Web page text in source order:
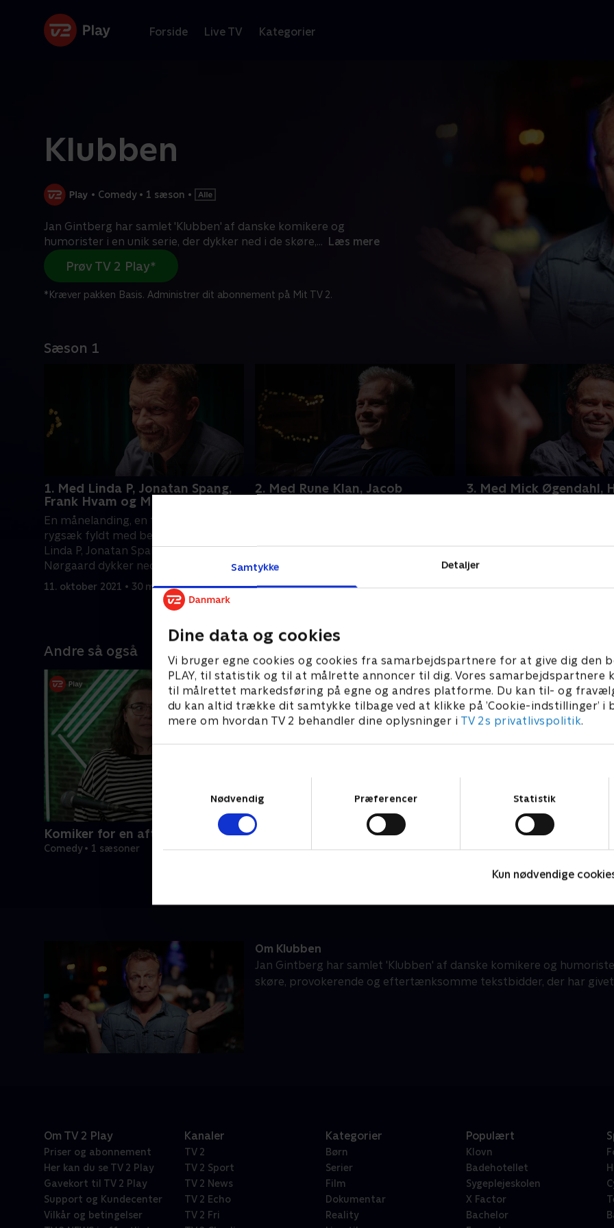
Samtykke Detaljer
Dine data og cookies
Vi bruger egne cookies og cookies fra samarbejdspartnere for at give dig den
PLAY, til statistik og til at målrette annoncer til dig. Vores samarbejdspartnere
til målrettet markedsføring på egne og andres platforme. Du kan til- og
du kan altid trække dit samtykke tilbage ved at klikke på ’Cookie-indstillinger’ i
mere om hvordan TV 2 behandler dine oplysninger i TV 2s privatlivspolitik.
Nødvendig
Præferencer Statistik
Kun nødvendige
Forside Live TV Kategorier
Klubben
• Comedy • 1 sæson •
Jan Gintberg har samlet 'Klubben' af danske komikere og
humorister i en unik serie, der dykker ned i de skøre,... Læs mere
Prøv TV 2 Play*
*Kræver pakken Basis. Administrer dit abonnement på Mit TV 2.
Sæson 1
1. Med Linda P, Jonatan Spang,
Frank Hvam og Martin Nørgaard
En månelanding, en tissefisse og en
rygsæk fyldt med bestik. Frank Hvam,
Linda P, Jonatan Spang og Martin
Nørgaard dykker ned i materien på
hinandens materiale.
11. oktober 2021 • 30 min
2. Med Rune Klan, Jacob
mellem pik og penis og en bamse,
der hedder Randi Marie er emnerne,
3. Med Mick Øgendahl,
hevet de fire garvede
Andre så også
Komiker for en aften
Comedy • 1 sæsoner
Mick Øgendahl - Tåfræser
Om Klubben
Jan Gintberg har samlet 'Klubben' af danske komikere og
skøre, provokerende og eftertænksomme tekstbidder, der har
Om TV 2 Play
Priser og abonnement
Her kan du se TV 2 Play
Gavekort til TV 2 Play
Support og Kundecenter
Vilkår og betingelser
Kanaler
TV 2
TV 2 Sport
TV 2 News
TV 2 Echo
TV 2 Fri
Kategorier
Børn
Serier
Film
Dokumentar
Reality
Populært
Klovn
Badehotellet
Sygeplejeskolen
X Factor
Bachelor